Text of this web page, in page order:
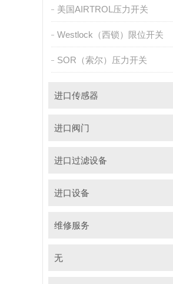
美国AIRTROL压力开关
Westlock（西锁）限位开关
SOR（索尔）压力开关
进口传感器
进口阀门
进口过滤设备
进口设备
维修服务
无